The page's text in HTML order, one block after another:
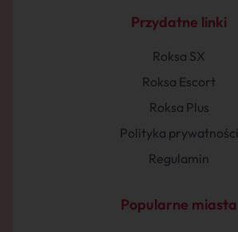
Przydatne linki
Roksa SX
Roksa Escort
Roksa Plus
Polityka prywatności
Regulamin
Popularne miasta